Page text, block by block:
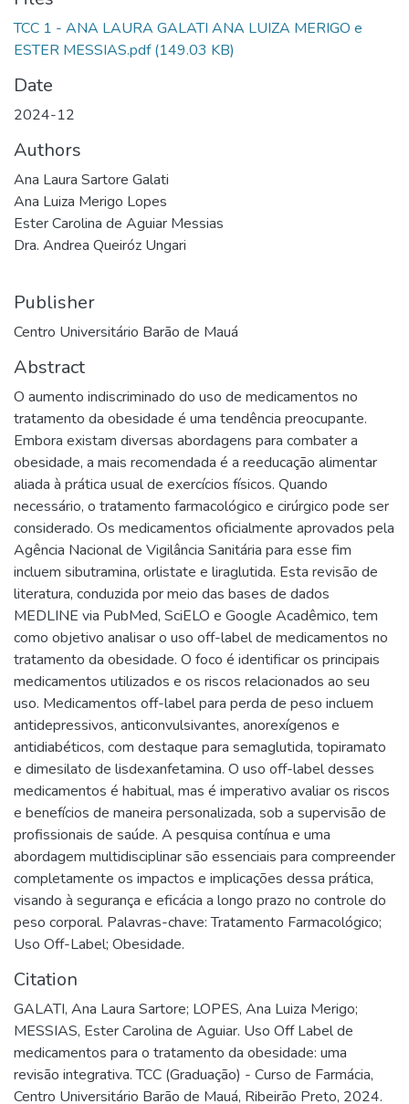
TCC 1 - ANA LAURA GALATI ANA LUIZA MERIGO e
ESTER MESSIAS.pdf (149.03 KB)
Date
2024-12
Authors
Ana Laura Sartore Galati
Ana Luiza Merigo Lopes
Ester Carolina de Aguiar Messias
Dra. Andrea Queiróz Ungari
Publisher
Centro Universitário Barão de Mauá
Abstract
O aumento indiscriminado do uso de medicamentos no
tratamento da obesidade é uma tendência preocupante.
Embora existam diversas abordagens para combater a
obesidade, a mais recomendada é a reeducação alimentar
aliada à prática usual de exercícios físicos. Quando
necessário, o tratamento farmacológico e cirúrgico pode ser
considerado. Os medicamentos oficialmente aprovados pela
Agência Nacional de Vigilância Sanitária para esse fim
incluem sibutramina, orlistate e liraglutida. Esta revisão de
literatura, conduzida por meio das bases de dados
MEDLINE via PubMed, SciELO e Google Acadêmico, tem
como objetivo analisar o uso off-label de medicamentos no
tratamento da obesidade. O foco é identificar os principais
medicamentos utilizados e os riscos relacionados ao seu
uso. Medicamentos off-label para perda de peso incluem
antidepressivos, anticonvulsivantes, anorexígenos e
antidiabéticos, com destaque para semaglutida, topiramato
e dimesilato de lisdexanfetamina. O uso off-label desses
medicamentos é habitual, mas é imperativo avaliar os riscos
e benefícios de maneira personalizada, sob a supervisão de
profissionais de saúde. A pesquisa contínua e uma
abordagem multidisciplinar são essenciais para compreender
completamente os impactos e implicações dessa prática,
visando à segurança e eficácia a longo prazo no controle do
peso corporal. Palavras-chave: Tratamento Farmacológico;
Uso Off-Label; Obesidade.
Citation
GALATI, Ana Laura Sartore; LOPES, Ana Luiza Merigo;
MESSIAS, Ester Carolina de Aguiar. Uso Off Label de
medicamentos para o tratamento da obesidade: uma
revisão integrativa. TCC (Graduação) - Curso de Farmácia,
Centro Universitário Barão de Mauá, Ribeirão Preto, 2024.